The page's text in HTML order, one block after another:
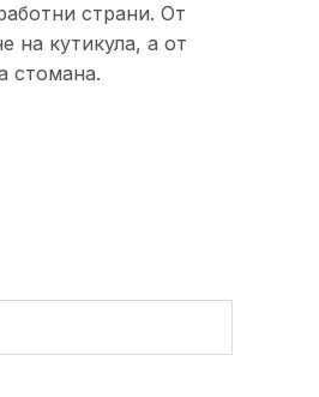
страни. От
на кутикула, а от
стомана.